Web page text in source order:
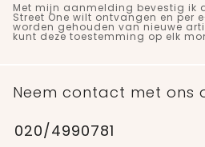
Met mijn aanmelding bevestig ik
Street One wilt ontvangen en per
worden gehouden van nieuwe
kunt deze toestemming op elk
Neem contact met ons
020/4990781